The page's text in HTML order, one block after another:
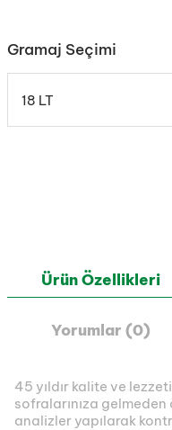
Gramaj Seçimi
18 LT
Ürün Özellikleri
Yorumlar (0)
45 yıldır kalite ve
sofralarınıza
analizler yapılarak